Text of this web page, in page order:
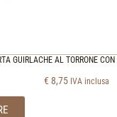
GUIRLACHE AL TORRONE
€ 8,75 IVA inclusa